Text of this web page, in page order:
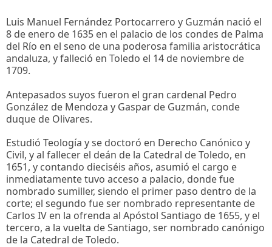
Luis Manuel Fernández Portocarrero y Guzmán nació el
8 de enero de 1635 en el palacio de los condes de Palma
del Río en el seno de una poderosa familia aristocrática
andaluza, y falleció en Toledo el 14 de noviembre de
1709.
Antepasados suyos fueron el gran cardenal Pedro
González de Mendoza y Gaspar de Guzmán, conde
duque de Olivares.
Estudió Teología y se doctoró en Derecho Canónico y
Civil, y al fallecer el deán de la Catedral de Toledo, en
1651, y contando dieciséis años, asumió el cargo e
inmediatamente tuvo acceso a palacio, donde fue
nombrado sumiller, siendo el primer paso dentro de la
corte; el segundo fue ser nombrado representante de
Carlos IV en la ofrenda al Apóstol Santiago de 1655, y el
tercero, a la vuelta de Santiago, ser nombrado canónigo
de la Catedral de Toledo.